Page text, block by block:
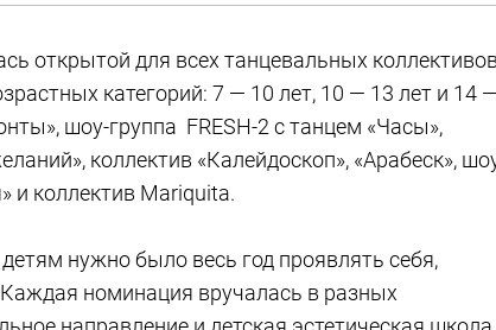
открытой для всех танцевальных коллективов
категорий: 7 — 10 лет, 10 — 13 лет и 14 —
шоу-группа FRESH-2 с танцем «Часы»,
коллектив «Калейдоскоп», «Арабеск»,
и коллектив Mariquita.
нужно было весь год проявлять себя,
номинация вручалась в разных